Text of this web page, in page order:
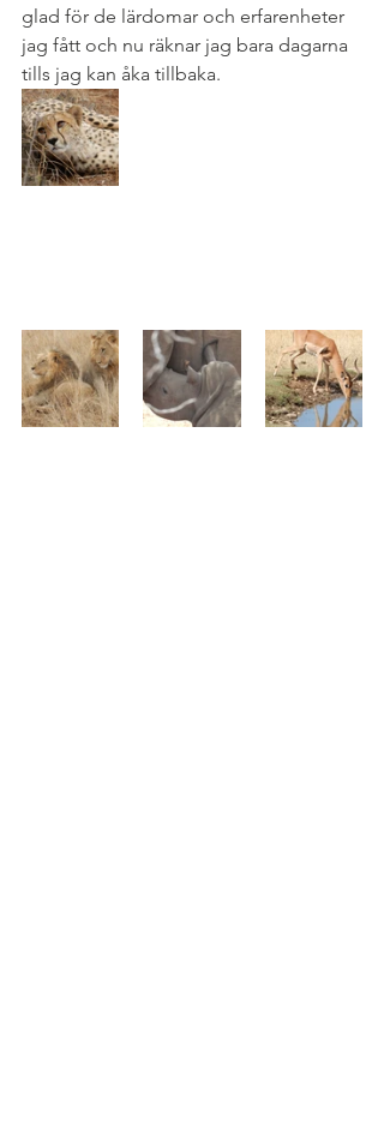
glad för de lärdomar och erfarenheter
jag fått och nu räknar jag bara dagarna
tills jag kan åka tillbaka.